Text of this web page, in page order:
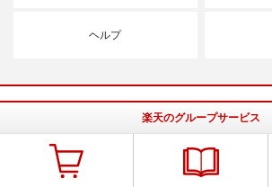
ヘルプ
楽天のグループサービス